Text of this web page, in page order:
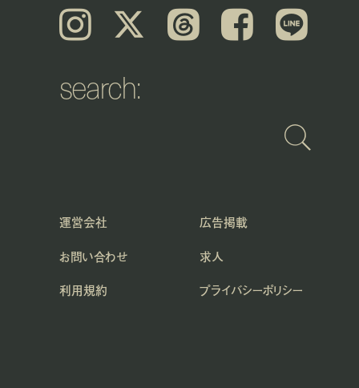
Instagram 𝕏 Threads Facebook LINE
search:
運営会社
広告掲載
お問い合わせ
求人
利用規約
プライバシーポリシー